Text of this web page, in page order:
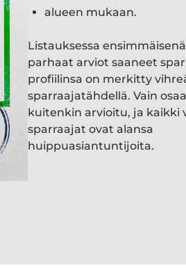
alueen mukaan.
Listauksessa
parhaat arviot saaneet
profiilinsa on merkitty
sparraajatähdellä. Vain
kuitenkin arvioitu, ja kaikki
sparraajat ovat alansa
huippuasiantuntijoita.